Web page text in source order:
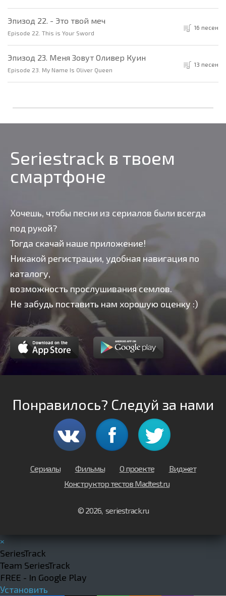
Эпизод 22. - Это твой меч
Episode 22. This is Your Sword
16 песен
Эпизод 23. Меня Зовут Оливер Куин
Episode 23. My Name Is Oliver Queen
13 песен
Seriestrack в твоем
смартфоне
Хочешь, чтобы песни из сериалов были всегда
под рукой?
Тогда скачай наше приложение!
Никакой регистрации, удобная навигация по
каталогу,
возможность прослушивания семлов.
Не забудь поставить нам хорошую оценку :)
Понравилось? Следуй за нами
Сериалы Фильмы О проекте
Виджет
Конструктор тестов Madtest.ru
© 2026, seriestrack.ru
×
SeriesTrack
Team SeriesTrack
FREE - In Google Play
Установить